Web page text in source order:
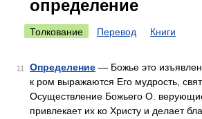
определение
Толкование Перевод Книги
11 Определение — Божье это
к ром выражаются Его мудрость,
Осуществление Божьего О.
привлекает их ко Христу и делает